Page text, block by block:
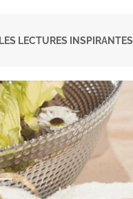
LES LECTURES INSPIRANTES